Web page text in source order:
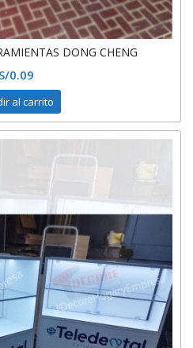
DONG CHENG
S/0.09
al carrito